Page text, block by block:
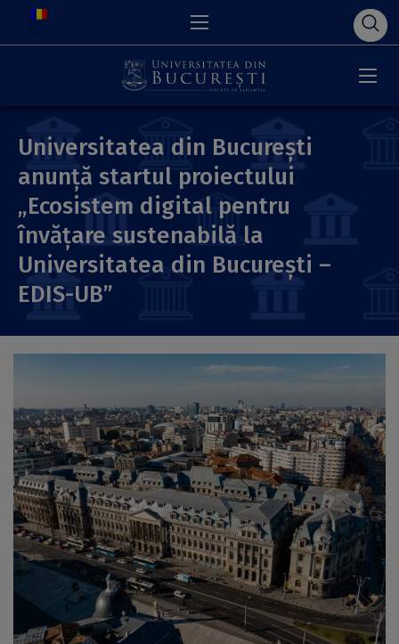
Universitatea din București
anunță startul proiectului
„Ecosistem digital pentru
învățare sustenabilă la
Universitatea din București –
EDIS-UB”